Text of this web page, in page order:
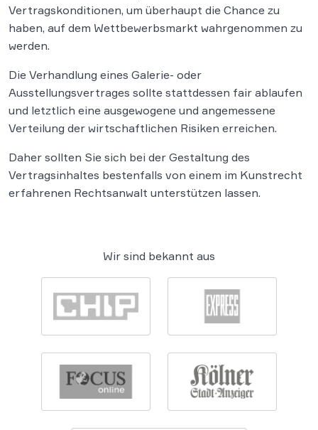
Vertragskonditionen, um überhaupt die Chance zu
haben, auf dem Wettbewerbsmarkt wahrgenommen zu
werden.
Die Verhandlung eines Galerie- oder
Ausstellungsvertrages sollte stattdessen fair ablaufen
und letztlich eine ausgewogene und angemessene
Verteilung der wirtschaftlichen Risiken erreichen.
Daher sollten Sie sich bei der Gestaltung des
Vertragsinhaltes bestenfalls von einem im Kunstrecht
erfahrenen Rechtsanwalt unterstützen lassen.
Wir sind bekannt aus